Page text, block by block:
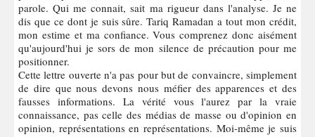
parole. Qui me connait, sait ma rigueur dans l'analyse. Je ne
dis que ce dont je suis sûre. Tariq Ramadan a tout mon crédit,
mon estime et ma confiance. Vous comprenez donc aisément
qu'aujourd'hui je sors de mon silence de précaution pour me
positionner.
Cette lettre ouverte n'a pas pour but de convaincre, simplement
de dire que nous devons nous méfier des apparences et des
fausses informations. La vérité vous l'aurez par la vraie
connaissance, pas celle des médias de masse ou d'opinion en
opinion, représentations en représentations. Moi-même je suis